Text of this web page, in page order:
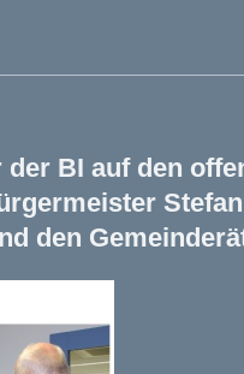
BI auf den
Stefan
den